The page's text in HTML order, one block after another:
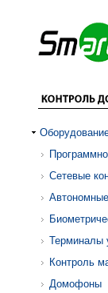
Сетевые
Терминалы
Контроль
Домофоны